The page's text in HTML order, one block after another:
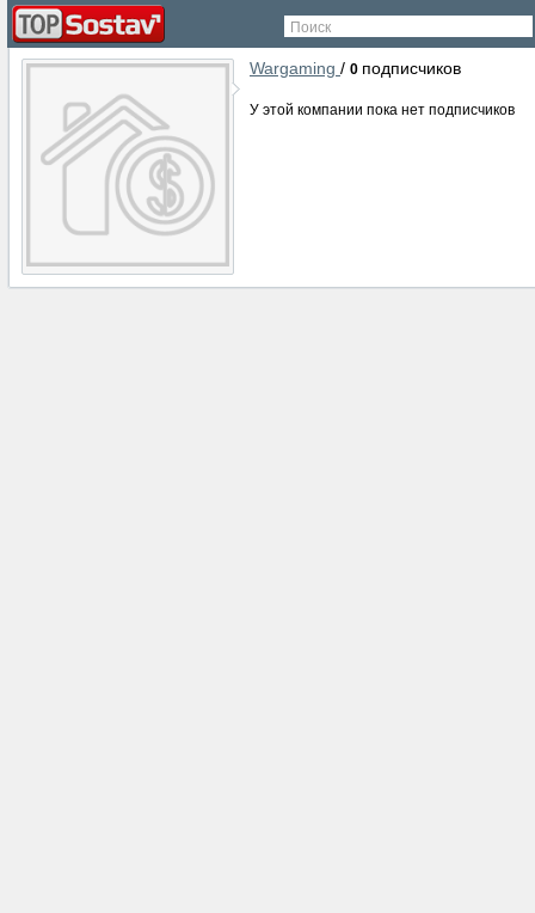
Поиск
Wargaming / 0 подписчиков
У этой компании пока нет подписчиков